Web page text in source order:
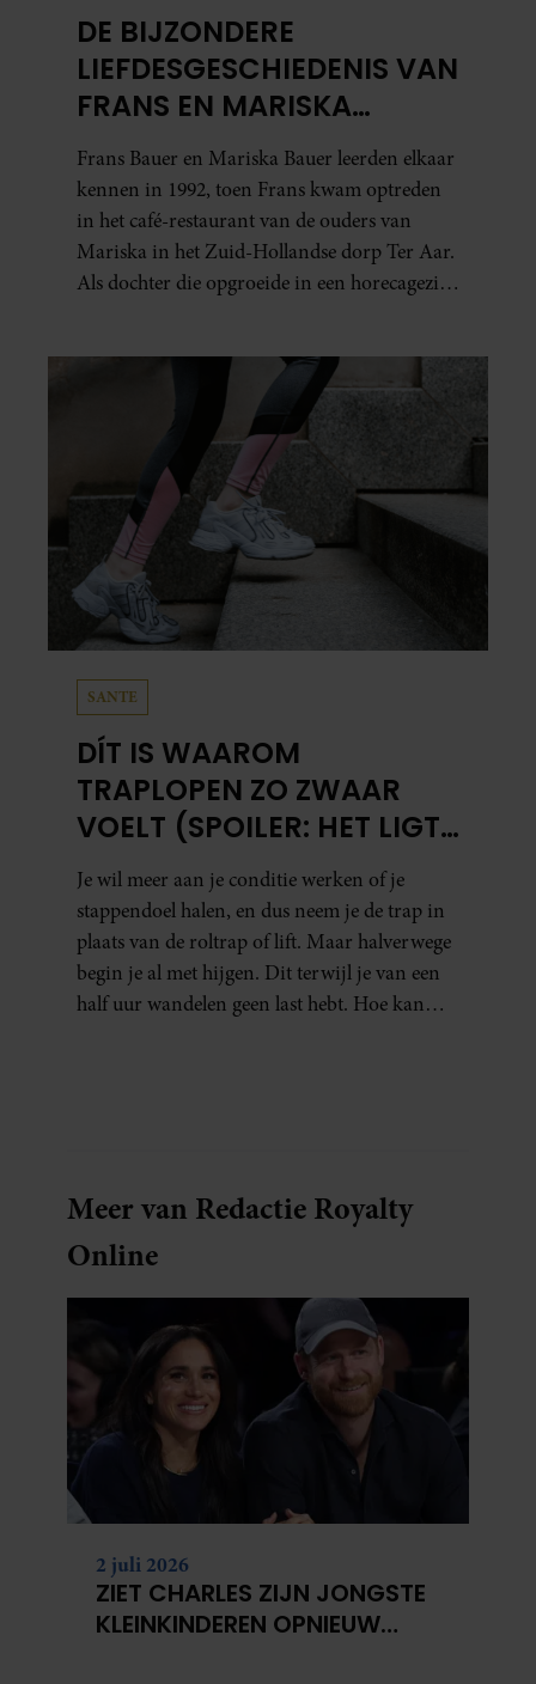
DE BIJZONDERE
LIEFDESGESCHIEDENIS VAN
FRANS EN MARISKA
BAUER: OOK IN BED
ELKAARS EERSTE
Frans Bauer en Mariska Bauer leerden elkaar
kennen in 1992, toen Frans kwam optreden
in het café-restaurant van de ouders van
Mariska in het Zuid-Hollandse dorp Ter Aar.
Als dochter die opgroeide in een horecagezin
SANTE
DÍT IS WAAROM
TRAPLOPEN ZO ZWAAR
VOELT (SPOILER: HET LIGT
NIET AAN JE CONDITIE)
Je wil meer aan je conditie werken of je
stappendoel halen, en dus neem je de trap in
plaats van de roltrap of lift. Maar halverwege
begin je al met hijgen. Dit terwijl je van een
half uur wandelen geen last hebt. Hoe kan
Meer van Redactie Royalty
Online
2 juli 2026
ZIET CHARLES ZIJN JONGSTE
KLEINKINDEREN OPNIEUW